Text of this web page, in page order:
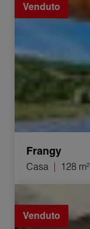
Venduto
Frangy
Casa 128 m²
Venduto